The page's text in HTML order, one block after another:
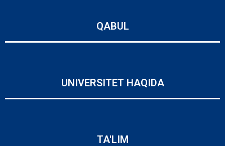
QABUL
UNIVERSITET HAQIDA
TA'LIM